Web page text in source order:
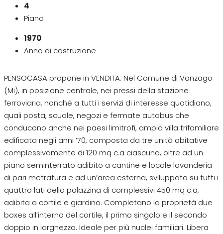
4
Piano
1970
Anno di costruzione
PENSOCASA propone in VENDITA: Nel Comune di Vanzago
(Mi), in posizione centrale, nei pressi della stazione
ferroviaria, nonché a tutti i servizi di interesse quotidiano,
quali posta, scuole, negozi e fermate autobus che
conducono anche nei paesi limitrofi, ampia villa trifamiliare
edificata negli anni ’70, composta da tre unità abitative
complessivamente di 120 mq c.a ciascuna, oltre ad un
piano seminterrato adibito a cantine e locale lavanderia
di pari metratura e ad un’area esterna, sviluppata su tutti i
quattro lati della palazzina di complessivi 450 mq c.a,
adibita a cortile e giardino. Completano la proprietà due
boxes all’interno del cortile, il primo singolo e il secondo
doppio in larghezza. Ideale per più nuclei familiari. Libera